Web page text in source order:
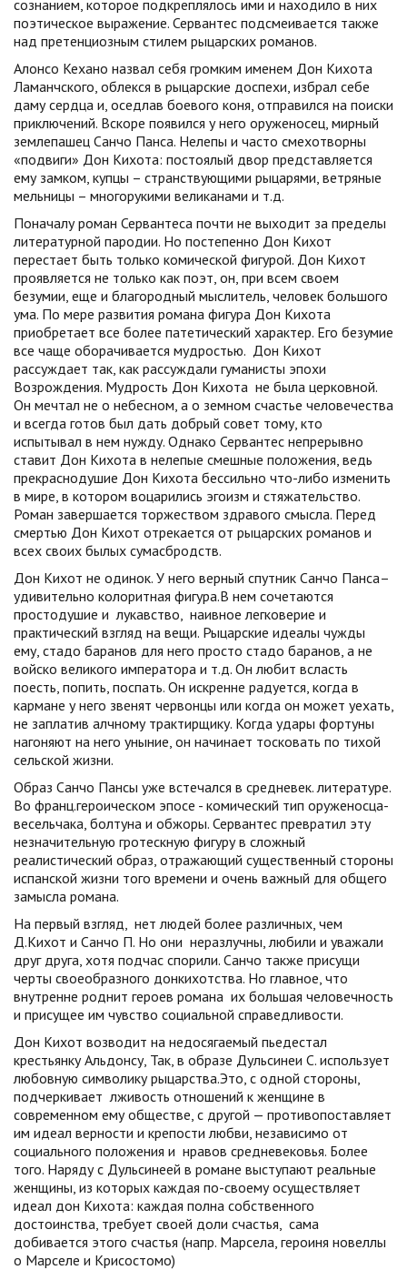
сознанием, которое подкреплялось ими и находило в них
поэтическое выражение. Сервантес подсмеивается также
над претенциозным стилем рыцарских романов.
Алонсо Кехано назвал себя громким именем Дон Кихота
Ламанчского, облекся в рыцарские доспехи, избрал себе
даму сердца и, оседлав боевого коня, отправился на поиски
приключений. Вскоре появился у него оруженосец, мирный
землепашец Санчо Панса. Нелепы и часто смехотворны
«подвиги» Дон Кихота: постоялый двор представляется
ему замком, купцы – странствующими рыцарями, ветряные
мельницы – многорукими великанами и т.д.
Поначалу роман Сервантеса почти не выходит за пределы
литературной пародии. Но постепенно Дон Кихот
перестает быть только комической фигурой. Дон Кихот
проявляется не только как поэт, он, при всем своем
безумии, еще и благородный мыслитель, человек большого
ума. По мере развития романа фигура Дон Кихота
приобретает все более патетический характер. Его безумие
все чаще оборачивается мудростью. Дон Кихот
рассуждает так, как рассуждали гуманисты эпохи
Возрождения. Мудрость Дон Кихота не была церковной.
Он мечтал не о небесном, а о земном счастье человечества
и всегда готов был дать добрый совет тому, кто
испытывал в нем нужду. Однако Сервантес непрерывно
ставит Дон Кихота в нелепые смешные положения, ведь
прекраснодушие Дон Кихота бессильно что-либо изменить
в мире, в котором воцарились эгоизм и стяжательство.
Роман завершается торжеством здравого смысла. Перед
смертью Дон Кихот отрекается от рыцарских романов и
всех своих былых сумасбродств.
Дон Кихот не одинок. У него верный спутник Санчо Панса–
удивительно колоритная фигура.В нем сочетаются
простодушие и лукавство, наивное легковерие и
практический взгляд на вещи. Рыцарские идеалы чужды
ему, стадо баранов для него просто стадо баранов, а не
войско великого императора и т.д. Он любит всласть
поесть, попить, поспать. Он искренне радуется, когда в
кармане у него звенят червонцы или когда он может уехать,
не заплатив алчному трактирщику. Когда удары фортуны
нагоняют на него уныние, он начинает тосковать по тихой
сельской жизни.
Образ Санчо Пансы уже встечался в средневек. литературе.
Во франц.героическом эпосе - комический тип оруженосца-
весельчака, болтуна и обжоры. Сервантес превратил эту
незначительную гротескную фигуру в сложный
реалистический образ, отражающий существенный стороны
испанской жизни того времени и очень важный для общего
замысла романа.
На первый взгляд, нет людей более различных, чем
Д.Кихот и Санчо П. Но они неразлучны, любили и уважали
друг друга, хотя подчас спорили. Санчо также присущи
черты своеобразного донкихотства. Но главное, что
внутренне роднит героев романа их большая человечность
и присущее им чувство социальной справедливости.
Дон Кихот возводит на недосягаемый пьедестал
крестьянку Альдонсу, Так, в образе Дульсинеи С. использует
любовную символику рыцарства.Это, с одной стороны,
подчеркивает лживость отношений к женщине в
современном ему обществе, с другой — противопоставляет
им идеал верности и крепости любви, независимо от
социального положения и нравов средневековья. Более
того. Наряду с Дульсинеей в романе выступают реальные
женщины, из которых каждая по-своему осуществляет
идеал дон Кихота: каждая полна собственного
достоинства, требует своей доли счастья, сама
добивается этого счастья (напр. Марсела, героиня новеллы
о Марселе и Крисостомо)